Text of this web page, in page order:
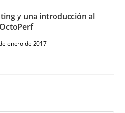
y una introducción al
OctoPerf
enero de 2017